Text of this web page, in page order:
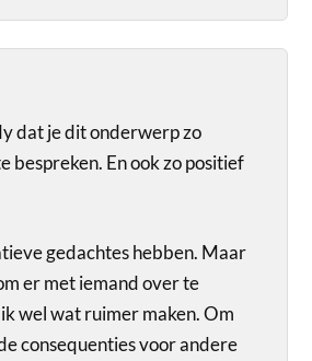
dat je dit onderwerp zo
bespreken. En ook zo positief
gedachtes hebben. Maar
er met iemand over te
wel wat ruimer maken. Om
consequenties voor andere